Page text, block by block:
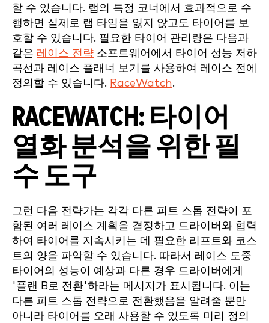
할 수 있습니다. 랩의 특정 코너에서 효과적으로 수
행하면 실제로 랩 타임을 잃지 않고도 타이어를 보
호할 수 있습니다. 필요한 타이어 관리량은 다음과
같은 레이스 전략 소프트웨어에서 타이어 성능 저하
곡선과 레이스 플래너 보기를 사용하여 레이스 전에
정의할 수 있습니다. RaceWatch.
RACEWATCH: 타이어
열화 분석을 위한 필
수 도구
그런 다음 전략가는 각각 다른 피트 스톱 전략이 포
함된 여러 레이스 계획을 결정하고 드라이버와 협력
하여 타이어를 지속시키는 데 필요한 리프트와 코스
트의 양을 파악할 수 있습니다. 따라서 레이스 도중
타이어의 성능이 예상과 다른 경우 드라이버에게
'플랜 B로 전환'하라는 메시지가 표시됩니다. 이는
다른 피트 스톱 전략으로 전환했음을 알려줄 뿐만
아니라 타이어를 오래 사용할 수 있도록 미리 정의